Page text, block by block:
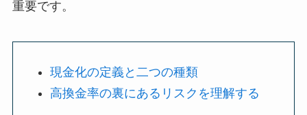
重要です。
現金化の定義と二つの種類
高換金率の裏にあるリスクを理解する